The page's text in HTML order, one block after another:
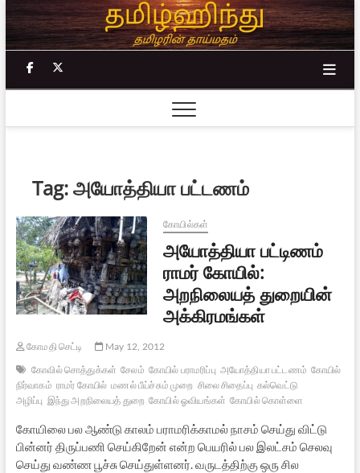
Skip
to
content
facebook
Tag:அயோத்தியா பட்டணம்
கோயில்கள்
அயோத்தியா பட்டிணம்
ராமர் கோயில்:
அறநிலையத் துறையின்
அக்கிரமங்கள்
கோமதி செட்டி
May 12, 2012
கோவில் சொத்துக்கள் சேலம் கோயில் பராமரிப்பு அயோத்தியா பட்டணம் கோயில்
நிர்வாகம் ராமர் கோயில் மணல் பீய்ச்சும் முறை சிலை சிதைப்பு கல்வெட்டு
அழிப்பு இந்து அறநிலையத் துறை கோயில் ஓவியங்கள் கோயில் கொள்ளை
கோயிலை பல ஆண்டு காலம் பராமரிக்காமல் நாசம் செய்து விட்டு
பின்னர் திருப்பணி செய்கிறேன் என்ற பெயரில் பல இலட்சம் செலவு
செய்து வண்ண பூச்சு செய்துள்ளனர். வருடத்திற்கு ஒரு சில